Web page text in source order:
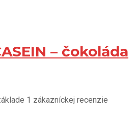
– čokoláda
1 zákazníckej recenzie